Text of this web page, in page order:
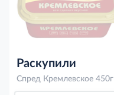
Раскупили
Спред Кремлевское 450г